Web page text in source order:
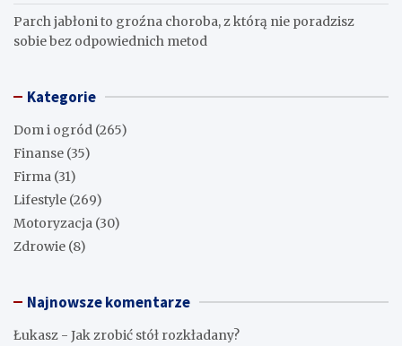
Parch jabłoni to groźna choroba, z którą nie poradzisz
sobie bez odpowiednich metod
Kategorie
Dom i ogród (265)
Finanse (35)
Firma (31)
Lifestyle (269)
Motoryzacja (30)
Zdrowie (8)
Najnowsze komentarze
Łukasz - Jak zrobić stół rozkładany?